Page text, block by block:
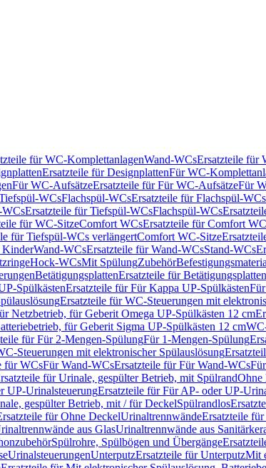
für WC-KomplettanlagenWand-WCsErsatzteile für
Ersatzteile für DesignplattenFür WC-
Für WC-AufsätzeErsatzteile für Für WC-AufsätzeFür
WCsFlachspül-WCsErsatzteile für Flachspül-WCs
WCsErsatzteile für Tiefspül-WCsFlachspül-WCs
für WC-SitzeComfort WCsErsatzteile für Comfort
für Tiefspül-WCs verlängertComfort WC-Sitze
KinderWand-WCsErsatzteile für Wand-WCsStand-WCs
Hock-WCsMit SpülungZubehör
BetätigungsplattenErsatzteile für Betätigungsplatten
SpülkästenErsatzteile für Für Kappa UP-Spülkästen
Ersatzteile für WC-Steuerungen mit
Netzbetrieb, für Geberit Omega UP-Spülkästen 12 cm
für Geberit Sigma UP-Spülkästen 12 cm
für Für 2-Mengen-SpülungFür 1-Mengen-Spülung
Steuerungen mit elektronischer Spülauslösung
für WCsFür Wand-WCsErsatzteile für Für Wand-WCs
für Urinale, gespülter Betrieb, mit SpülrandOhne
UP-UrinalsteuerungErsatzteile für Für AP- oder UP-
gespülter Betrieb, mit / für DeckelSpülrandlos
für Ohne DeckelUrinaltrennwändeErsatzteile
aus GlasUrinaltrennwände aus
Spülrohre, Spülbögen und Übergänge
UrinalsteuerungenUnterputzErsatzteile für UnterputzMit